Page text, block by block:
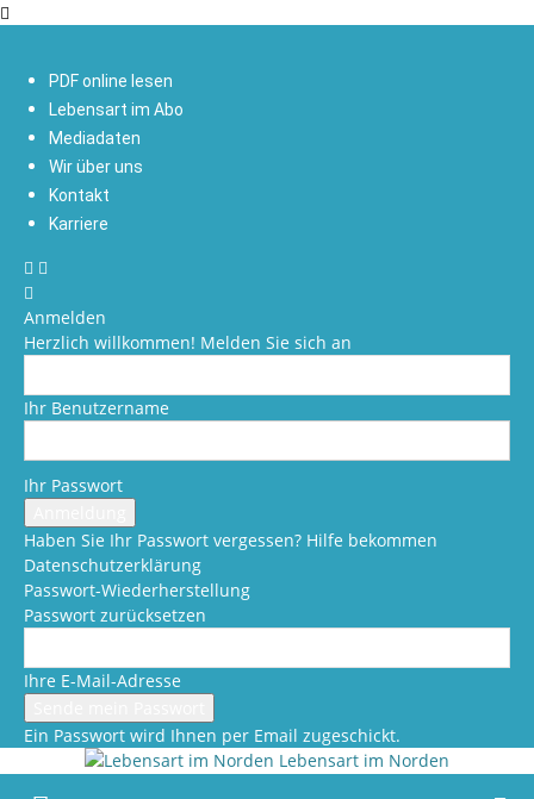
PDF online lesen
Lebensart im Abo
Mediadaten
Wir über uns
Kontakt
Karriere
Anmelden
Herzlich willkommen! Melden Sie sich an
Ihr Benutzername
Ihr Passwort
Haben Sie Ihr Passwort vergessen? Hilfe bekommen
Datenschutzerklärung
Passwort-Wiederherstellung
Passwort zurücksetzen
Ihre E-Mail-Adresse
Ein Passwort wird Ihnen per Email zugeschickt.
Lebensart im Norden